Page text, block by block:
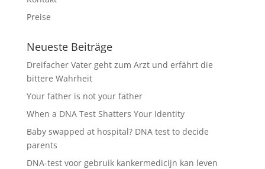
Preise
Neueste Beiträge
Dreifacher Vater geht zum Arzt und erfährt die
bittere Wahrheit
Your father is not your father
When a DNA Test Shatters Your Identity
Baby swapped at hospital? DNA test to decide
parents
DNA-test voor gebruik kankermedicijn kan leven